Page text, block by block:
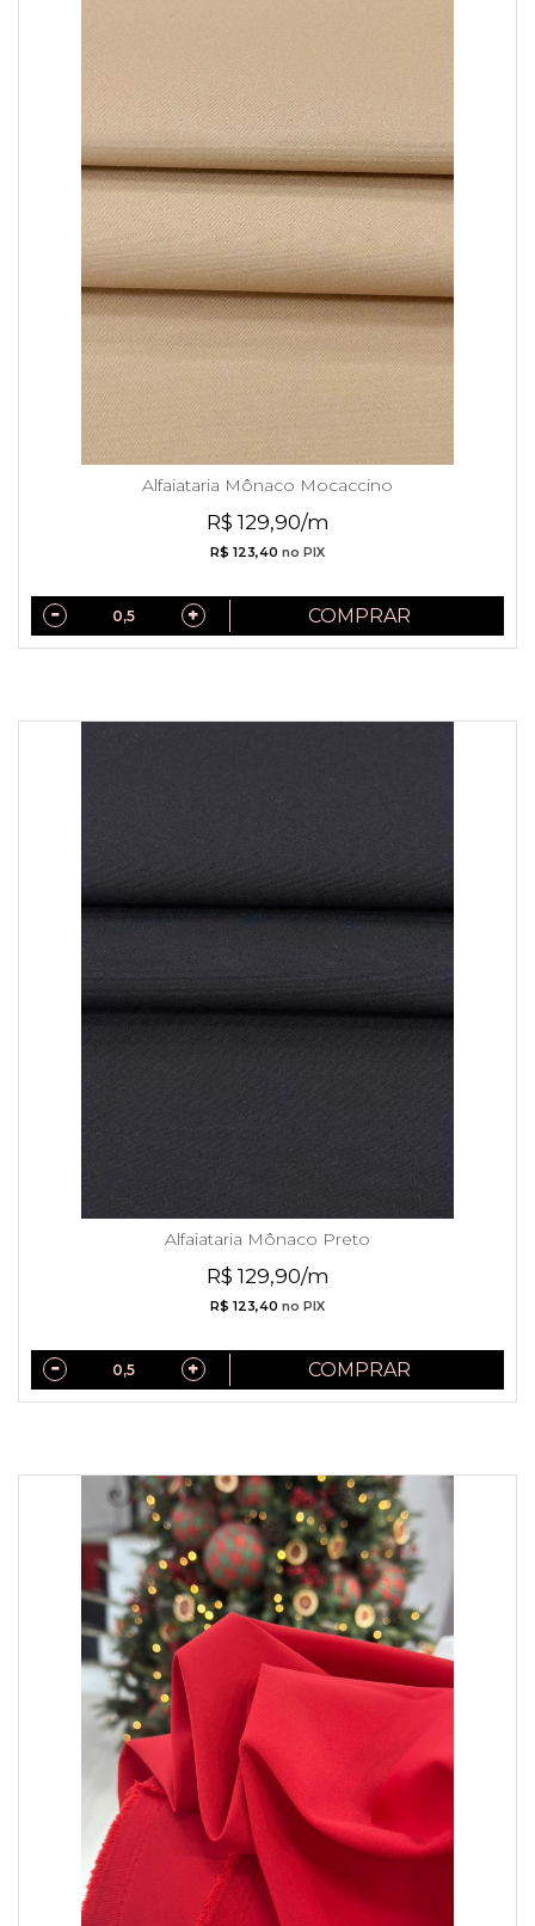
Alfaiataria Mônaco Mocaccino
R$ 129,90/m
R$ 123,40 no PIX
COMPRAR
Alfaiataria Mônaco Preto
R$ 129,90/m
R$ 123,40 no PIX
COMPRAR